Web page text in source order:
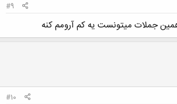
#9
جملات میتونست یه کم آرومم کنه
#10